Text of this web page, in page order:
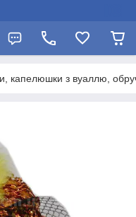
капелюшки з вуаллю,